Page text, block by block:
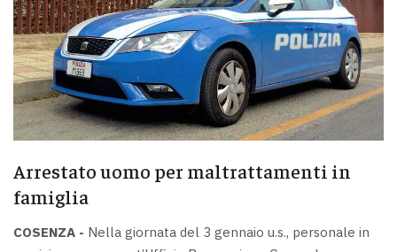
Arrestato uomo per maltrattamenti in
famiglia
COSENZA - Nella giornata del 3 gennaio u.s., personale in